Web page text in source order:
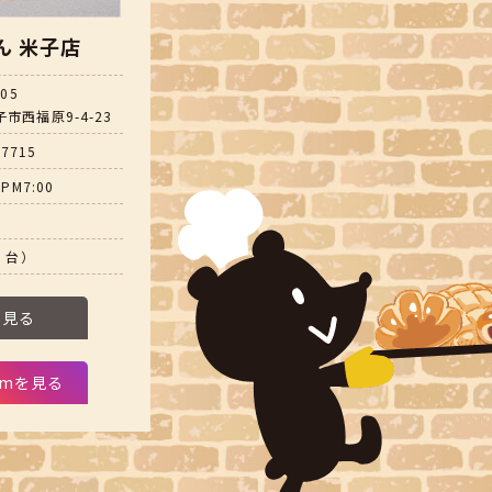
米子店
市西福原9-4-23
）
る
を見る